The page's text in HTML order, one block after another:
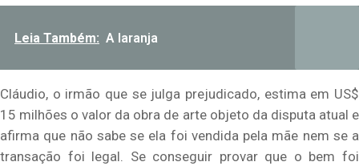
Leia Também: A laranja
Cláudio, o irmão que se julga prejudicado, estima em US$
15 milhões o valor da obra de arte objeto da disputa atual e
afirma que não sabe se ela foi vendida pela mãe nem se a
transação foi legal. Se conseguir provar que o bem foi